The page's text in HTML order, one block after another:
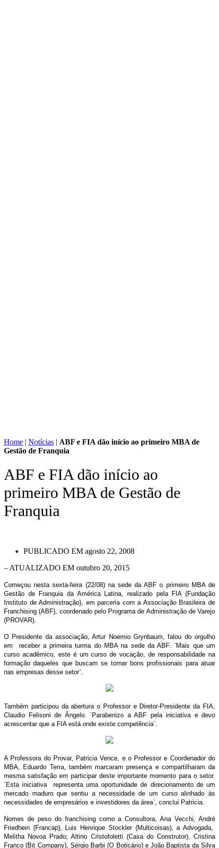
Home | Notícias | ABF e FIA dão início ao primeiro MBA de
Gestão de Franquia
ABF e FIA dão início ao
primeiro MBA de Gestão de
Franquia
PUBLICADO EM agosto 22, 2008
– ATUALIZADO EM outubro 20, 2015
Começou nesta sexta-feira (22/08) na sede da ABF o primeiro MBA de
Gestão de Franquia da América Latina, realizado pela FIA (Fundação
Instituto de Administração), em parceria com a Associação Brasileira de
Franchising (ABF), coordenado pelo Programa de Administração de Varejo
(PROVAR).
O Presidente da associação, Artur Noemio Grynbaum, falou do orgulho
em receber a primeira turma do MBA na sede da ABF. `Mais que um
curso acadêmico, este é um curso de vocação, de responsabilidade na
formação daqueles que buscam se tornar bons profissionais para atuar
nas empresas desse setor`.
Também participou da abertura o Professor e Diretor-Presidente da FIA,
Claudio Felisoni de Ângelo. `Parabenizo a ABF pela iniciativa e devo
acrescentar que a FIA está onde existe competência`.
A Professora do Provar, Patricia Vence, e o Professor e Coordenador do
MBA, Eduardo Terra, também marcaram presença e compartilharam da
mesma satisfação em participar deste importante momento para o setor.
`Esta iniciativa representa uma oportunidade de direcionamento de um
mercado maduro que sentiu a necessidade de um curso alinhado às
necessidades de empresários e investidores da área`, conclui Patricia.
Nomes de peso do franchising como a Consultora, Ana Vecchi, André
Friedhein (Francap), Luis Henrique Stockler (Multicoisas), a Advogada,
Melitha Novoa Prado; Altino Cristofoletti (Casa do Construtor), Cristina
Franco (Bit Company), Sérgio Barbi (O Boticário) e João Baptista da Silva